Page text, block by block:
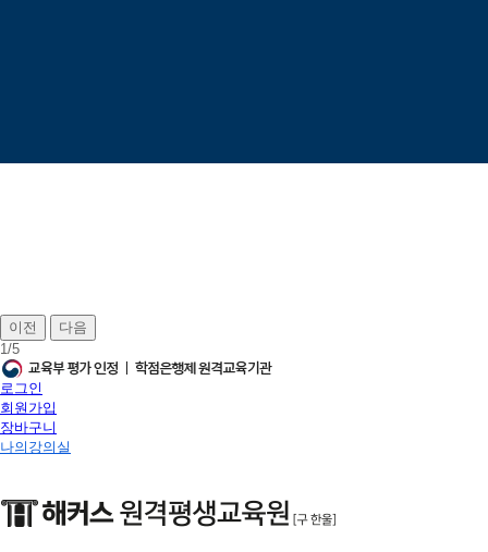
이전
다음
1/5
로그인
회원가입
장바구니
나의강의실